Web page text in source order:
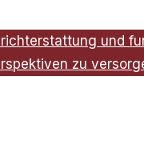
und
zu